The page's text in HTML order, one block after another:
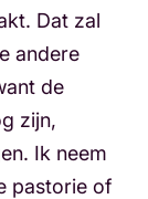
Dat zal
andere
de
zijn,
Ik neem
pastorie of